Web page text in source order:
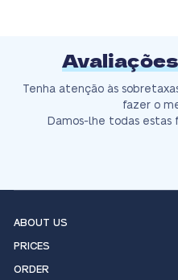
Tenha atenção às
fazer o
Damos-lhe todas estas
ABOUT US
PRICES
ORDER